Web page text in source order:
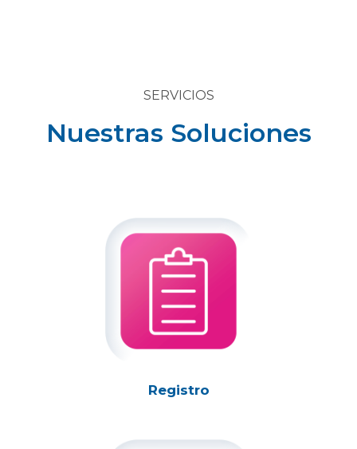
SERVICIOS
Nuestras Soluciones
Registro